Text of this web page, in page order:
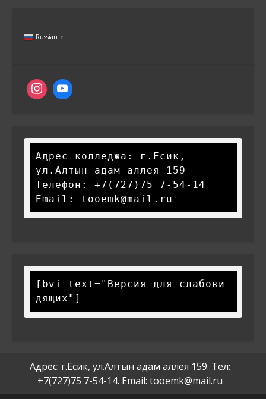
Russian ▼
Адрес колледжа: г.Есик,
ул.Алтын адам аллея 159
Телефон: +7(727)75 7-54-14
Email: tooemk@mail.ru
[bvi text="Версия для слабови
дящих"]
Адрес: г.Есик, ул.Алтын адам аллея 159. Тел:
+7(727)75 7-54-14. Email: tooemk@mail.ru